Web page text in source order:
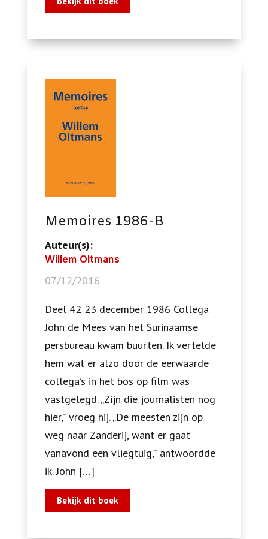
Memoires 1986-B
Auteur(s):
Willem Oltmans
07/12/2016
Deel 42 23 december 1986 Collega
John de Mees van het Surinaamse
persbureau kwam buurten. Ik vertelde
hem wat er alzo door de eerwaarde
collega’s in het bos op film was
vastgelegd. „Zijn die journalisten nog
hier,” vroeg hij. „De meesten zijn op
weg naar Zanderij, want er gaat
vanavond een vliegtuig,” antwoordde
ik. John […]
Bekijk dit boek